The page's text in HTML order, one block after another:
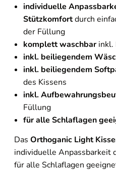
individuelle
Stützkomfortdurch
der Füllung
komplett waschbarinkl.
inkl. beiliegendem
inkl. beiliegendem
des Kissens
inkl.
Füllung
für alle Schlaflagen
Das Orthoganic Light
individuelle Anpassbarkeit
für alle Schlaflagen